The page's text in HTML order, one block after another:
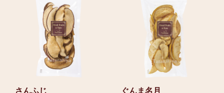
さんふじ ぐんま名月